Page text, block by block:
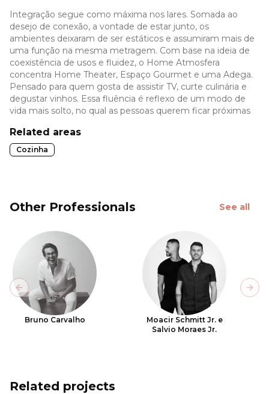
Integração segue como máxima nos lares. Somada ao
desejo de conexão, a vontade de estar junto, os
ambientes deixaram de ser estáticos e assumiram mais de
uma função na mesma metragem. Com base na ideia de
coexistência de usos e fluidez, o Home Atmosfera
concentra Home Theater, Espaço Gourmet e uma Adega.
Pensado para quem gosta de assistir TV, curte culinária e
degustar vinhos. Essa fluência é reflexo de um modo de
vida mais solto, no qual as pessoas querem ficar próximas
Related areas
Cozinha
Other Professionals See all
Bruno Carvalho
Moacir Schmitt Jr. e
Salvio Moraes Jr.
Previous slide
Related projects